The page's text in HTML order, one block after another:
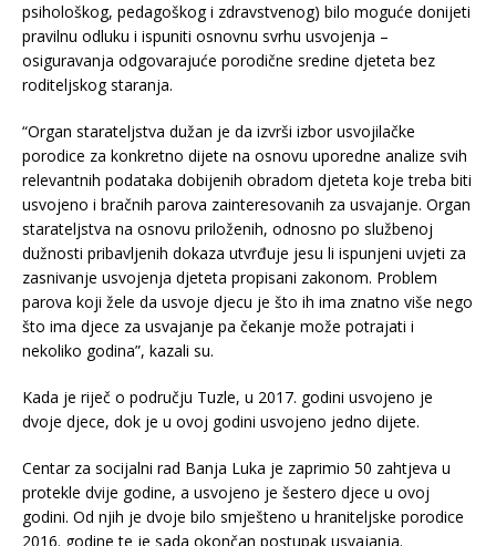
psihološkog, pedagoškog i zdravstvenog) bilo moguće donijeti
pravilnu odluku i ispuniti osnovnu svrhu usvojenja –
osiguravanja odgovarajuće porodične sredine djeteta bez
roditeljskog staranja.
“Organ starateljstva dužan je da izvrši izbor usvojilačke
porodice za konkretno dijete na osnovu uporedne analize svih
relevantnih podataka dobijenih obradom djeteta koje treba biti
usvojeno i bračnih parova zainteresovanih za usvajanje. Organ
starateljstva na osnovu priloženih, odnosno po službenoj
dužnosti pribavljenih dokaza utvrđuje jesu li ispunjeni uvjeti za
zasnivanje usvojenja djeteta propisani zakonom. Problem
parova koji žele da usvoje djecu je što ih ima znatno više nego
što ima djece za usvajanje pa čekanje može potrajati i
nekoliko godina”, kazali su.
Kada je riječ o području Tuzle, u 2017. godini usvojeno je
dvoje djece, dok je u ovoj godini usvojeno jedno dijete.
Centar za socijalni rad Banja Luka je zaprimio 50 zahtjeva u
protekle dvije godine, a usvojeno je šestero djece u ovoj
godini. Od njih je dvoje bilo smješteno u hraniteljske porodice
2016. godine te je sada okončan postupak usvajanja.